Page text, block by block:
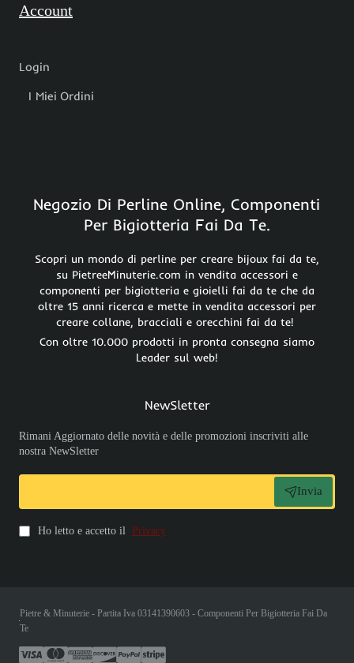
Account
Login
I Miei Ordini
Negozio Di Perline Online, Componenti
Per Bigiotteria Fai Da Te.
Scopri un mondo di perline per creare bijoux fai da te,
su PietreeMinuterie.com in vendita accessori e
componenti per bigiotteria e gioielli fai da te che da
oltre 15 anni ricerca e mette in vendita accessori per
creare collane, bracciali e orecchini fai da te!
Con oltre 10.000 prodotti in pronta consegna siamo
Leader sul web!
NewSletter
Rimani Aggiornato delle novità e delle promozioni inscriviti alle
nostra NewSletter
Invia
Ho letto e accetto il Privacy
Pietre & Minuterie - Partita Iva 03141390603 - Componenti Per Bigiotteria Fai Da
Te